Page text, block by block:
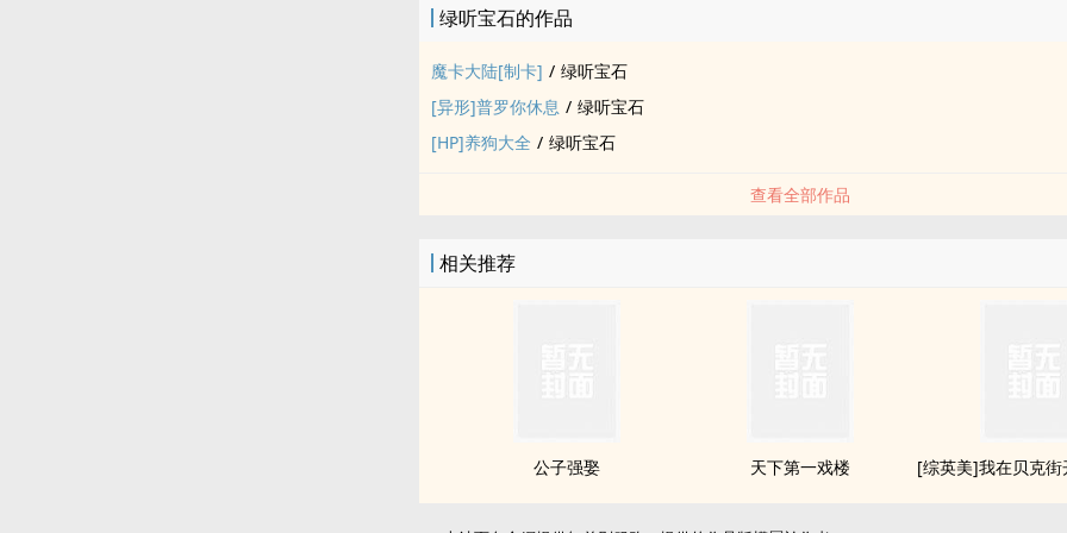
绿听宝石的作品
魔卡大陆[制卡] / 绿听宝石
[异形]普罗你休息 / 绿听宝石
[HP]养狗大全 / 绿听宝石
查看全部作品
相关推荐
公子强娶 天下第一戏楼